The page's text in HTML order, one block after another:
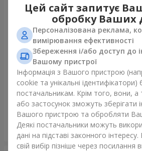
Букет "Kamaliya"
3 412 грн
Замовити
Букет
2 713
Цей сайт запитує
обробку Ваших
Персоналізована реклама,
вимірювання ефективності
Збереження і/або доступ до
Вашому пристрої
Інформація з Вашого пристрою
cookie та унікальні
постачальникам. Крім того, вони, а
або застосунок зможуть зберігати
Вашого пристрою та обробляти
Деякі постачальники можуть
дані на підставі законного
свій вибір пізніше через посилання